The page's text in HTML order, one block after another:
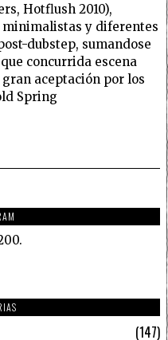
Hotflush 2010),
y diferentes
dubstep, sumandose
concurrida escena
aceptación por los
Spring
147